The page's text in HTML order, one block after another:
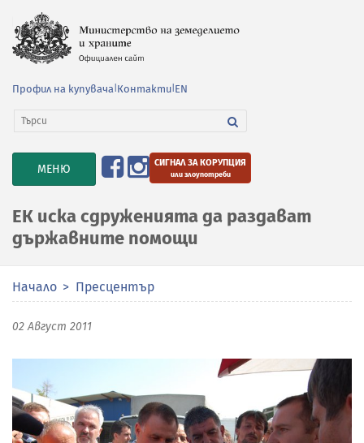
Профил на купувача Контакти EN
TOGGLE
NAVIGATION
МЕНЮ СИГНАЛ ЗА КОРУПЦИЯ
или злоупотреби
ЕК иска сдруженията да раздават
държавните помощи
Начало Пресцентър
02 Август 2011